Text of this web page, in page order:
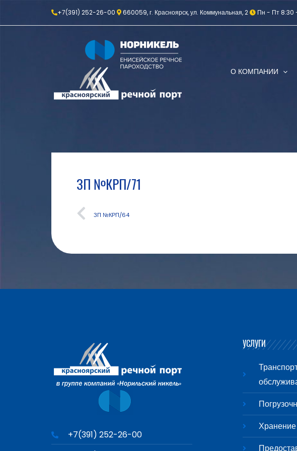
+7(391) 252-26-00 660059, г. Красноярск, ул. Коммунальная, 2 Пн - Пт 8:30
О КОМПАНИИ
ЗП №КРП/71
ЗП №КРП/64
+7(391) 252-26-00
УСЛУГИ
Хранение